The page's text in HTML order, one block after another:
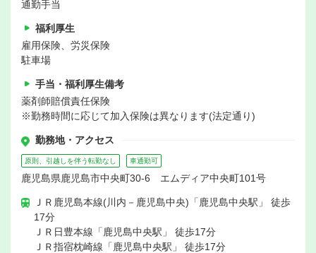
通勤手当
福利厚生
雇用保険、労災保険
駐車場
手当・福利厚生備考
薬剤師賠償責任保険
※勤務時間に応じて加入保険は異なります(法定通り)
勤務地・アクセス
原則、引越しを伴う転勤なし 車通勤可
鹿児島県鹿児島市中央町30-6 エムディア中央町101号
ＪＲ鹿児島本線(川内－鹿児島中央)「鹿児島中央駅」 徒歩
17分
ＪＲ日豊本線「鹿児島中央駅」 徒歩17分
ＪＲ指宿枕崎線「鹿児島中央駅」 徒歩17分